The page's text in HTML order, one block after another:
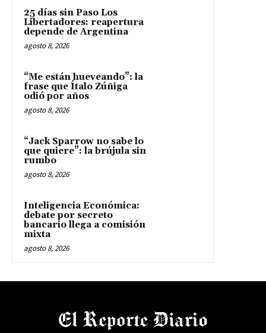
25 días sin Paso Los
Libertadores: reapertura
depende de Argentina
agosto 8, 2026
“Me están hueveando”: la
frase que Ítalo Zúñiga
odió por años
agosto 8, 2026
“Jack Sparrow no sabe lo
que quiere”: la brújula sin
rumbo
agosto 8, 2026
Inteligencia Económica:
debate por secreto
bancario llega a comisión
mixta
agosto 8, 2026